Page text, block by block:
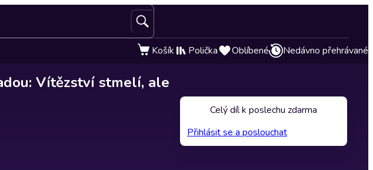
Košík Polička Oblíbené Nedávno přehrávané
Vítězství stmelí, ale
Celý díl k poslechu zdarma
Přihlásit se a poslouchat